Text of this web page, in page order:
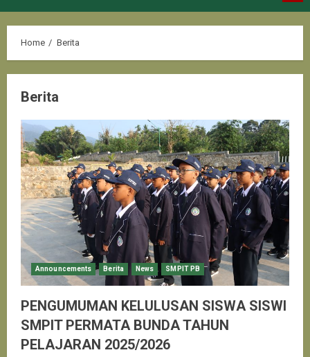
Menu
Home Berita
Berita
Announcements Berita News SMPIT PB
PENGUMUMAN KELULUSAN SISWA SISWI
SMPIT PERMATA BUNDA TAHUN
PELAJARAN 2025/2026